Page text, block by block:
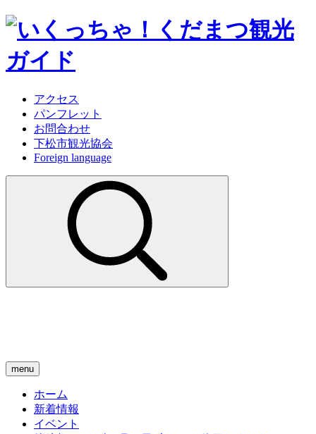
アクセス
パンフレット
お問合わせ
下松市観光協会
Foreign language
menu
ホーム
新着情報
イベント